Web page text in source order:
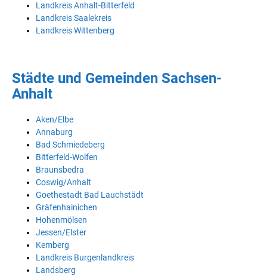
Landkreis Anhalt-Bitterfeld
Landkreis Saalekreis
Landkreis Wittenberg
Städte und Gemeinden Sachsen-
Anhalt
Aken/Elbe
Annaburg
Bad Schmiedeberg
Bitterfeld-Wolfen
Braunsbedra
Coswig/Anhalt
Goethestadt Bad Lauchstädt
Gräfenhainichen
Hohenmölsen
Jessen/Elster
Kemberg
Landkreis Burgenlandkreis
Landsberg